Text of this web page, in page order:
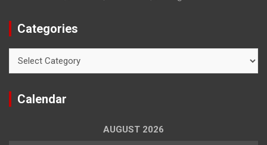
Categories
Calendar
AUGUST 2026